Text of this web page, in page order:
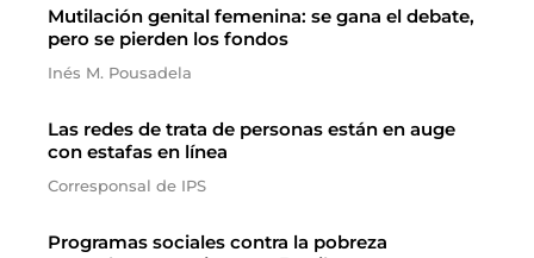
Mutilación genital femenina: se gana el debate,
pero se pierden los fondos
Inés M. Pousadela
Las redes de trata de personas están en auge
con estafas en línea
Corresponsal de IPS
Programas sociales contra la pobreza